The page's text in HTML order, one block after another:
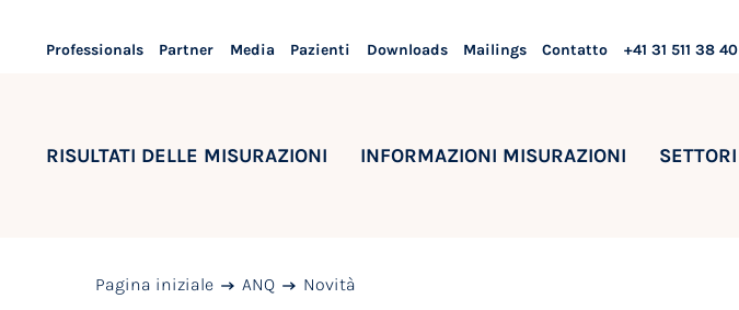
Professionals Partner Media Pazienti Downloads Mailings Contatto +41 31 511 38 40
RISULTATI DELLE MISURAZIONI INFORMAZIONI MISURAZIONI SETTORI
Pagina iniziale ANQ Novità